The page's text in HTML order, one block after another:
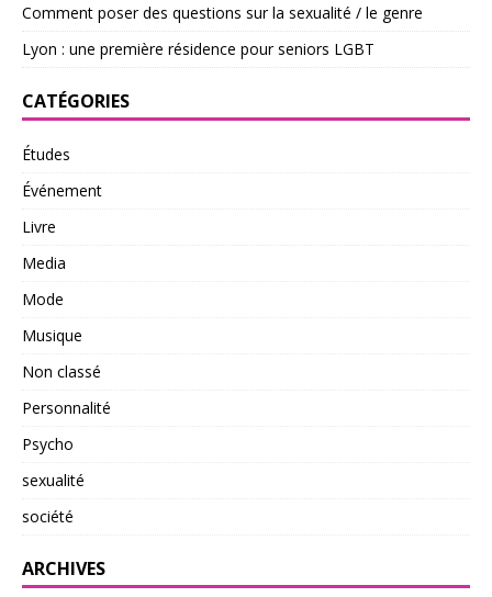
Comment poser des questions sur la sexualité / le genre
Lyon : une première résidence pour seniors LGBT
CATÉGORIES
Études
Événement
Livre
Media
Mode
Musique
Non classé
Personnalité
Psycho
sexualité
société
ARCHIVES